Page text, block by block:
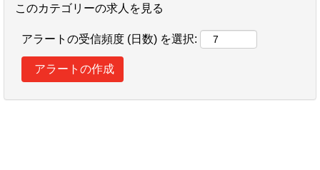
このカテゴリーの求人を見る
アラートの受信頻度 (日数) を選択: